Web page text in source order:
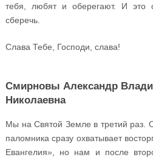
тебя, любят и оберегают. И это
сберечь.
Слава Тебе, Господи, слава!
Смирновы Александр
Николаевна
Мы на Святой Земле в третий раз.
паломника сразу охватывает
Евангелия», но нам и после